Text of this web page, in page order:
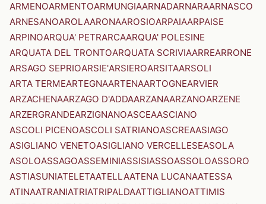
ARMENOARMENTOARMUNGIAARNADARNARAARNASCO
ARNESANOAROLAARONAAROSIOARPAIAARPAISE
ARPINOARQUA' PETRARCAARQUA' POLESINE
ARQUATA DEL TRONTOARQUATA SCRIVIAARREARRONE
ARSAGO SEPRIOARSIE'ARSIEROARSITAARSOLI
ARTA TERMEARTEGNAARTENAARTOGNEARVIER
ARZACHENAARZAGO D'ADDAARZANAARZANOARZENE
ARZERGRANDEARZIGNANOASCEAASCIANO
ASCOLI PICENOASCOLI SATRIANOASCREAASIAGO
ASIGLIANO VENETOASIGLIANO VERCELLESEASOLA
ASOLOASSAGOASSEMINIASSISIASSOASSOLOASSORO
ASTIASUNIATELETAATELLAATENA LUCANAATESSA
ATINAATRANIATRIATRIPALDAATTIGLIANOATTIMIS